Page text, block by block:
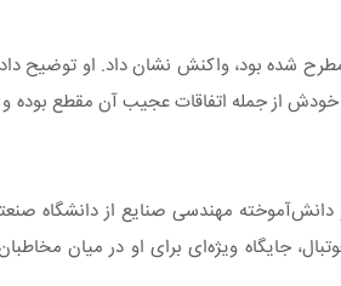
شده بود، واکنش نشان داد. او توضیح
از جمله اتفاقات عجیب آن مقطع بوده
ورزشی است. او دانش‌آموخته مهندسی صنایع از
جایگاه ویژه‌ای برای او در میان